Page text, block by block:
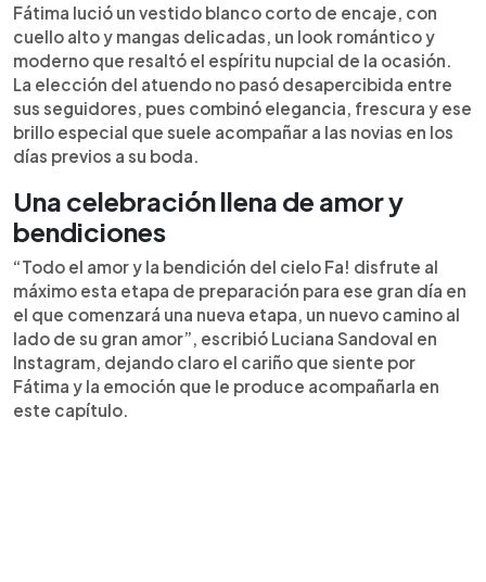
Fátima lució un vestido blanco corto de encaje, con
cuello alto y mangas delicadas, un look romántico y
moderno que resaltó el espíritu nupcial de la ocasión.
La elección del atuendo no pasó desapercibida entre
sus seguidores, pues combinó elegancia, frescura y ese
brillo especial que suele acompañar a las novias en los
días previos a su boda.
Una celebración llena de amor y
bendiciones
“Todo el amor y la bendición del cielo Fa! disfrute al
máximo esta etapa de preparación para ese gran día en
el que comenzará una nueva etapa, un nuevo camino al
lado de su gran amor”, escribió Luciana Sandoval en
Instagram, dejando claro el cariño que siente por
Fátima y la emoción que le produce acompañarla en
este capítulo.